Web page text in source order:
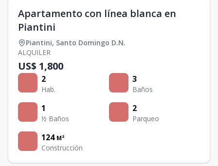
Apartamento con línea blanca en
Piantini
Piantini, Santo Domingo D.N.
ALQUILER
US$ 1,800
2
Hab.
3
Baños
1
½ Baños
2
Parqueo
124 M²
Construcción